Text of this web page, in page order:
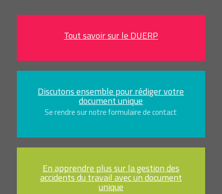
Tout savoir sur le DUERP
Discutons ensemble pour rédiger votre
document unique
Se rendre sur notre formulaire de contact
En apprendre plus sur la gestion des
accidents du travail avec un document
unique